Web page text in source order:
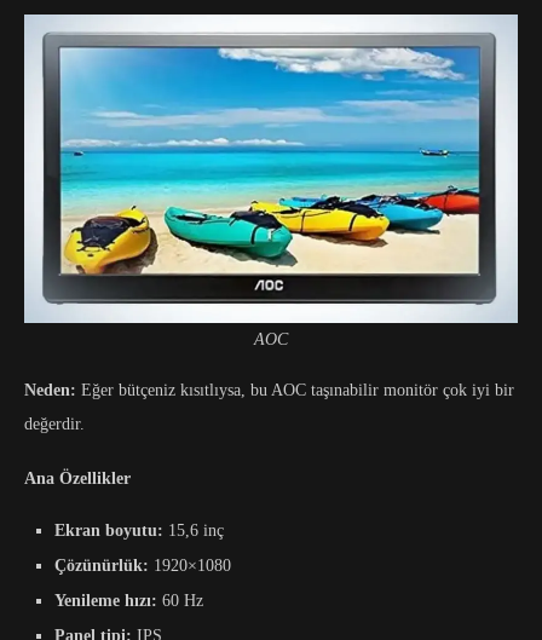
AOC
Neden: Eğer bütçeniz kısıtlıysa, bu AOC taşınabilir monitör çok iyi bir
değerdir.
Ana Özellikler
Ekran boyutu: 15,6 inç
Çözünürlük: 1920×1080
Yenileme hızı: 60 Hz
Panel tipi: IPS